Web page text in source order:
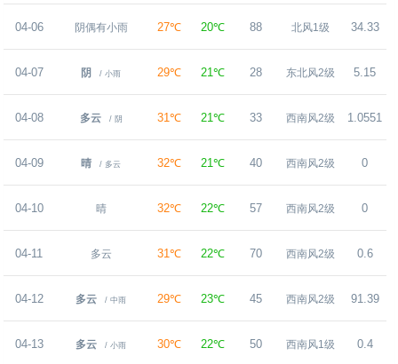
04-06 阴偶有小雨 27℃ 20℃ 88 北风1级 34.33
04-07 阴 / 小雨 29℃ 21℃ 28 东北风2级 5.15
04-08 多云 / 阴 31℃ 21℃ 33 西南风2级 1.0551
04-09 晴 / 多云 32℃ 21℃ 40 西南风2级 0
04-10 晴 32℃ 22℃ 57 西南风2级 0
04-11 多云 31℃ 22℃ 70 西南风2级 0.6
04-12 多云 / 中雨 29℃ 23℃ 45 西南风2级 91.39
04-13 多云 / 小雨 30℃ 22℃ 50 西南风1级 0.4